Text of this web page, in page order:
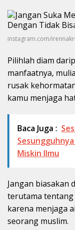
instagram.com/
Pilihlah diam
manfaatnya,
rusak
kamu menjaga
Baca Juga :
Miskin Ilmu
Jangan biasakan
terutama tentang
karena menjaga
seorang muslim.